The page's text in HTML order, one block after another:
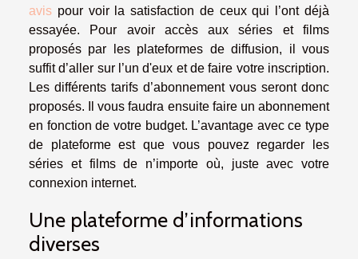
avis pour voir la satisfaction de ceux qui l’ont déjà
essayée. Pour avoir accès aux séries et films
proposés par les plateformes de diffusion, il vous
suffit d’aller sur l’un d'eux et de faire votre inscription.
Les différents tarifs d’abonnement vous seront donc
proposés. Il vous faudra ensuite faire un abonnement
en fonction de votre budget. L’avantage avec ce type
de plateforme est que vous pouvez regarder les
séries et films de n’importe où, juste avec votre
connexion internet.
Une plateforme d’informations
diverses